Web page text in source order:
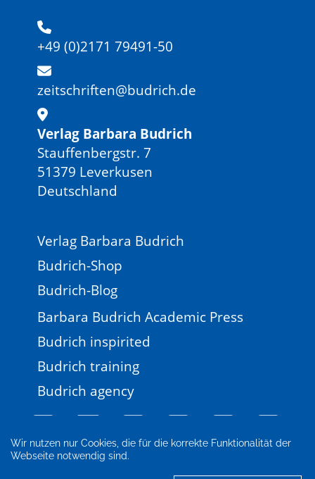
Wir nutzen nur Cookies, die für die korrekte Funktionalität der
Webseite notwendig sind.
+49 (0)2171 79491-50
zeitschriften@budrich.de
Verlag Barbara Budrich
Stauffenbergstr. 7
51379 Leverkusen
Deutschland
Verlag Barbara Budrich
Budrich-Shop
Budrich-Blog
Barbara Budrich Academic Press
Budrich inspirited
Budrich training
Budrich agency
Impressum